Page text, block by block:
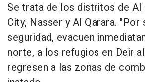
Se trata de los distritos de Al
City, Nasser y Al Qarara. "Por
seguridad, evacuen
norte, a los refugios en Deir
regresen a las zonas de